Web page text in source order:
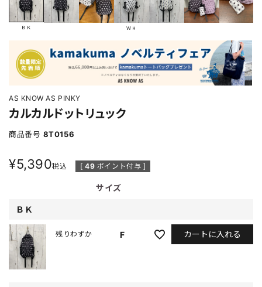
ＢＫ ＷＨ
AS KNOW AS PINKY
カルカルドットリュック
商品番号 8T0156
¥5,390税込 [ 49 ポイント付与 ]
サイズ
ＢＫ
F
残りわずか カートに入れる